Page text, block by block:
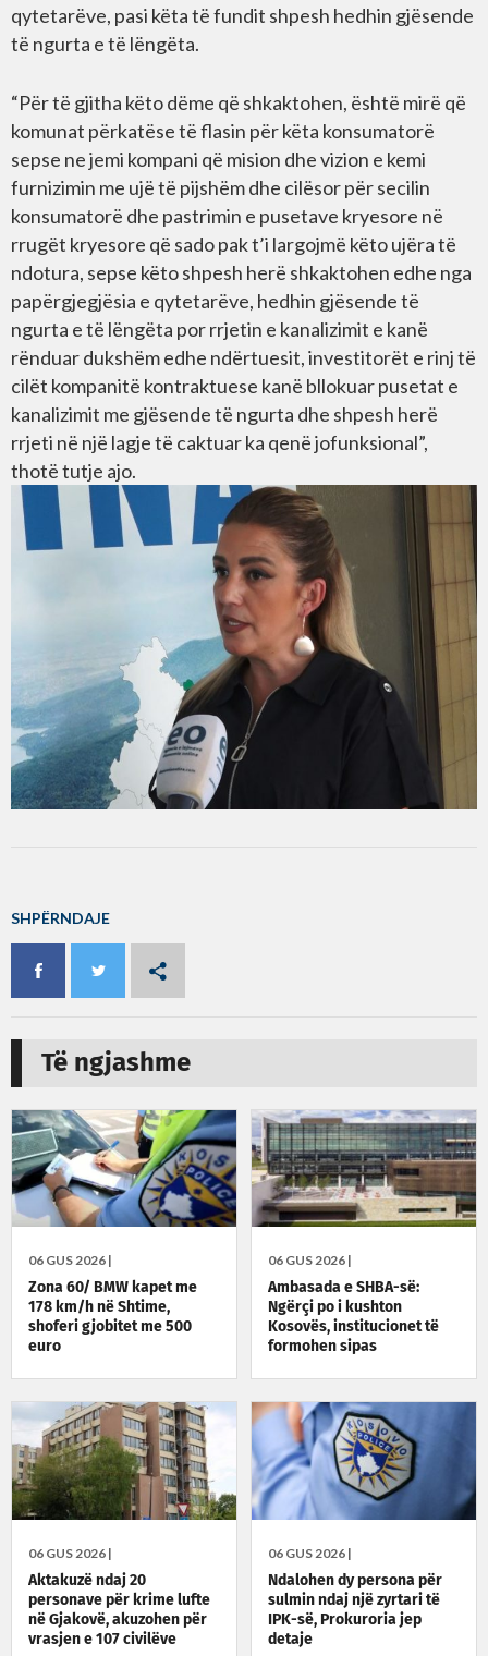
qytetarëve, pasi këta të fundit shpesh hedhin gjësende
të ngurta e të lëngëta.
“Për të gjitha këto dëme që shkaktohen, është mirë që
komunat përkatëse të flasin për këta konsumatorë
sepse ne jemi kompani që mision dhe vizion e kemi
furnizimin me ujë të pijshëm dhe cilësor për secilin
konsumatorë dhe pastrimin e pusetave kryesore në
rrugët kryesore që sado pak t’i largojmë këto ujëra të
ndotura, sepse këto shpesh herë shkaktohen edhe nga
papërgjegjësia e qytetarëve, hedhin gjësende të
ngurta e të lëngëta por rrjetin e kanalizimit e kanë
rënduar dukshëm edhe ndërtuesit, investitorët e rinj të
cilët kompanitë kontraktuese kanë bllokuar pusetat e
kanalizimit me gjësende të ngurta dhe shpesh herë
rrjeti në një lagje të caktuar ka qenë jofunksional”,
thotë tutje ajo.
SHPËRNDAJE
Të ngjashme
06 GUS 2026 |
Zona 60/ BMW kapet me
178 km/h në Shtime,
shoferi gjobitet me 500
euro
06 GUS 2026 |
Ambasada e SHBA-së:
Ngërçi po i kushton
Kosovës, institucionet të
formohen sipas
06 GUS 2026 |
Aktakuzë ndaj 20
personave për krime lufte
në Gjakovë, akuzohen për
vrasjen e 107 civilëve
06 GUS 2026 |
Ndalohen dy persona për
sulmin ndaj një zyrtari të
IPK-së, Prokuroria jep
detaje